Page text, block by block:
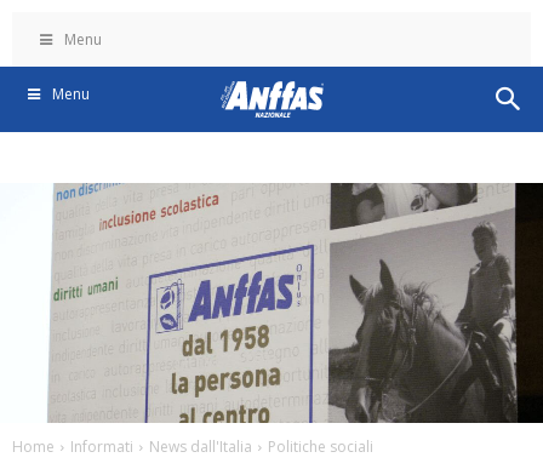
Menu
Menu
Home Informati News dall'Italia Politiche sociali